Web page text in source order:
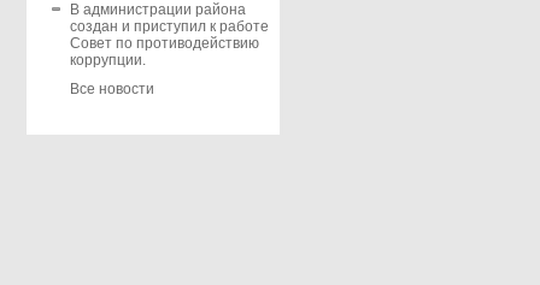
В администрации района
создан и приступил к работе
Совет по противодействию
коррупции.
Все новости